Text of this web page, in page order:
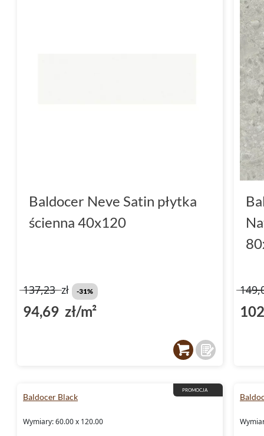
Baldocer Neve Satin płytka
ścienna 40x120
137,23zł -31%
94,69 zł/m²
PROMOCJA
Baldocer Black
Wymiary: 60.00 x 120.00